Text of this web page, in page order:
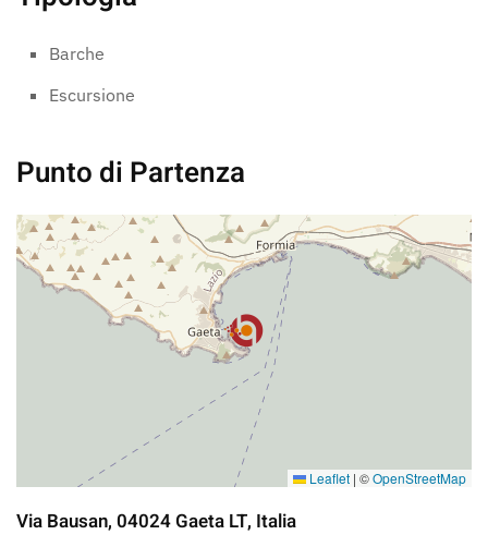
Barche
Escursione
Punto di Partenza
Leaflet | ©OpenStreetMap
Via Bausan, 04024 Gaeta LT, Italia